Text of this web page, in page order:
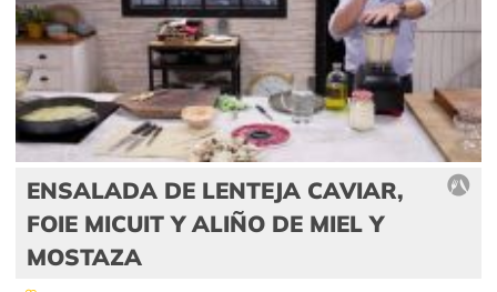
ENSALADA DE LENTEJA CAVIAR,
FOIE MICUIT Y ALIÑO DE MIEL Y
MOSTAZA